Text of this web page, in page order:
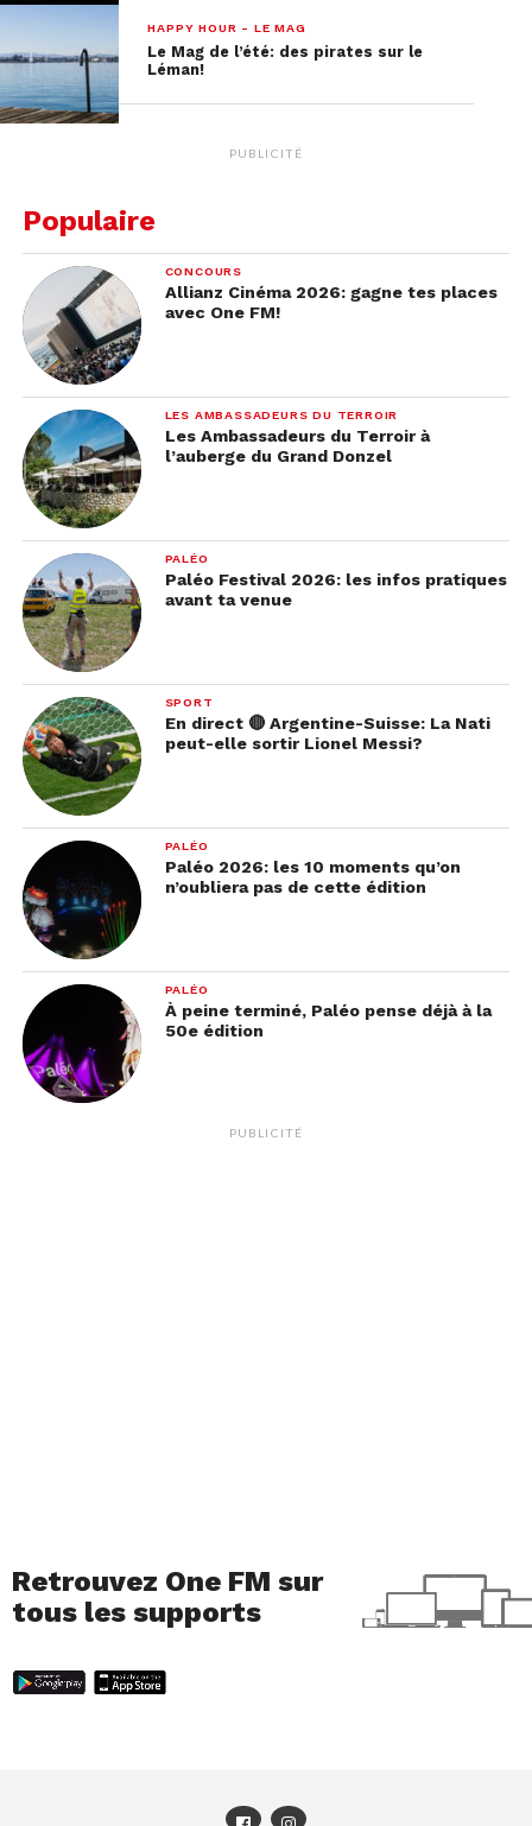
HAPPY HOUR - LE MAG
Le Mag de l’été: des pirates sur le
Léman!
PUBLICITÉ
Populaire
CONCOURS
Allianz Cinéma 2026: gagne tes places
avec One FM!
LES AMBASSADEURS DU TERROIR
Les Ambassadeurs du Terroir à
l’auberge du Grand Donzel
PALÉO
Paléo Festival 2026: les infos pratiques
avant ta venue
SPORT
En direct 🔴 Argentine-Suisse: La Nati
peut-elle sortir Lionel Messi?
PALÉO
Paléo 2026: les 10 moments qu’on
n’oubliera pas de cette édition
PALÉO
À peine terminé, Paléo pense déjà à la
50e édition
PUBLICITÉ
Retrouvez One FM sur
tous les supports